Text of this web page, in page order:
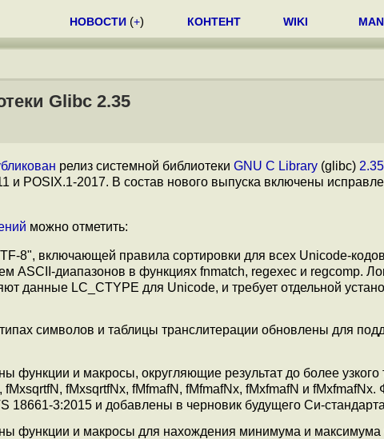
НОВОСТИ (+) КОНТЕНТ WIKI
Glibc 2.35
релиз системной библиотеки GNU C Library (glibc) 2.35
и POSIX.1-2017. В состав нового выпуска включены
можно отметить:
8", включающей правила сортировки для всех Unicode-
ASCII-диапазонов в функциях fnmatch, regexec и regcomp.
данные LC_CTYPE для Unicode, и требует отдельной
символов и таблицы транслитерации обновлены для
функции и макросы, округляющие результат до более узкого
fMxsqrtfN, fMxsqrtfNx, fMfmafN, fMfmafNx, fMxfmafN и
18661-3:2015 и добавлены в черновик будущего Си-
функции и макросы для нахождения минимума и